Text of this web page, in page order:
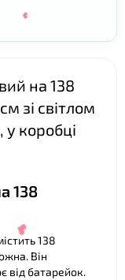
на 138
зі світлом
коробці
138
138
Він
від батарейок.